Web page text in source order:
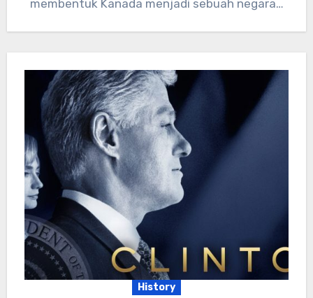
membentuk Kanada menjadi sebuah negara…
History